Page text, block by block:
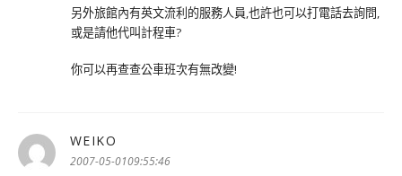
另外旅館內有英文流利的服務人員,也許也可以打電話去詢問,
或是請他代叫計程車?
你可以再查查公車班次有無改變!
WEIKO
示:
2007-05-0109:55:46